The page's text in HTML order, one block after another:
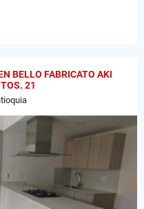
BELLO FABRICATO AKI
21